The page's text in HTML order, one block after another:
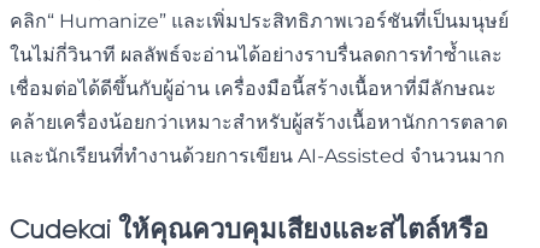
คลิก“ Humanize” และเพิ่มประสิทธิภาพเวอร์ชันที่เป็นมนุษย์
ในไม่กี่วินาที ผลลัพธ์จะอ่านได้อย่างราบรื่นลดการทำซ้ำและ
เชื่อมต่อได้ดีขึ้นกับผู้อ่าน เครื่องมือนี้สร้างเนื้อหาที่มีลักษณะ
คล้ายเครื่องน้อยกว่าเหมาะสำหรับผู้สร้างเนื้อหานักการตลาด
และนักเรียนที่ทำงานด้วยการเขียน AI-Assisted จำนวนมาก
Cudekai ให้คุณควบคุมเสียงและสไตล์หรือ